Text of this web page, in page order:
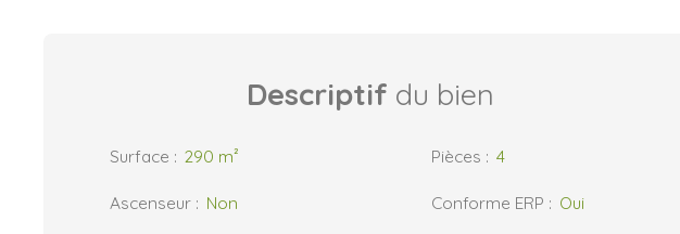
Descriptif du bien
Surface : 290 m² Pièces : 4
Ascenseur : Non Conforme ERP : Oui